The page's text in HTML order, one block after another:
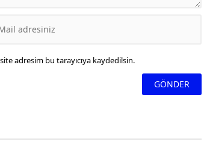
adresim bu tarayıcıya kaydedilsin.